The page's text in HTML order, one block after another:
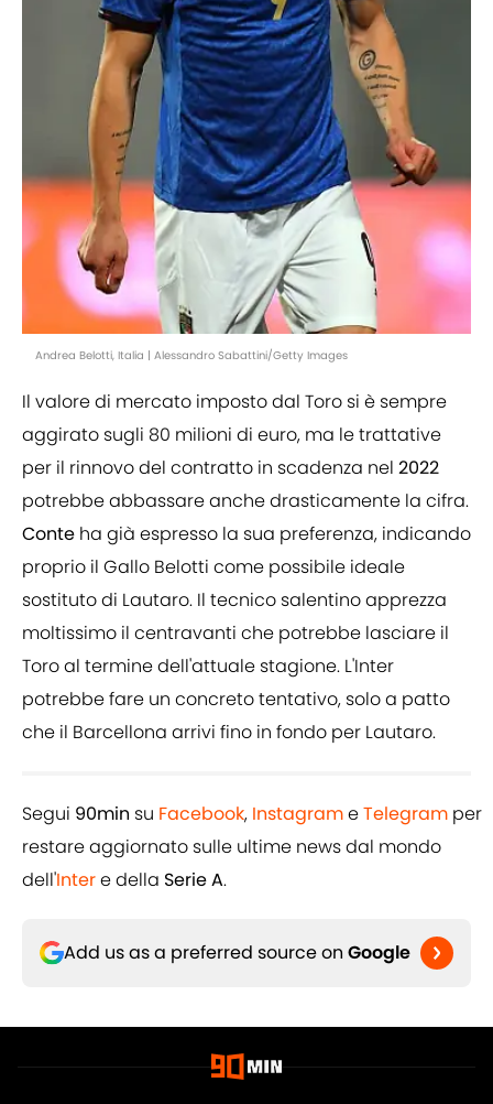
Andrea Belotti, Italia | Alessandro Sabattini/Getty Images
Il valore di mercato imposto dal Toro si è sempre
aggirato sugli 80 milioni di euro, ma le trattative
per il rinnovo del contratto in scadenza nel 2022
potrebbe abbassare anche drasticamente la cifra.
Conte ha già espresso la sua preferenza, indicando
proprio il Gallo Belotti come possibile ideale
sostituto di Lautaro. Il tecnico salentino apprezza
moltissimo il centravanti che potrebbe lasciare il
Toro al termine dell'attuale stagione. L'Inter
potrebbe fare un concreto tentativo, solo a patto
che il Barcellona arrivi fino in fondo per Lautaro.
Segui 90min su Facebook, InstagrameTelegram per
restare aggiornato sulle ultime news dal mondo
dell'Intere della Serie A.
Add us as a preferred source on Google